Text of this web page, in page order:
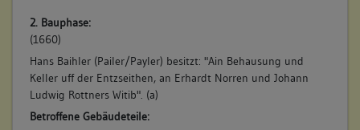
2. Bauphase:
(1660)
Hans Baihler (Pailer/Payler) besitzt: "Ain Behausung und
Keller uff der Entzseithen, an Erhardt Norren und Johann
Ludwig Rottners Witib". (a)
Betroffene Gebäudeteile: